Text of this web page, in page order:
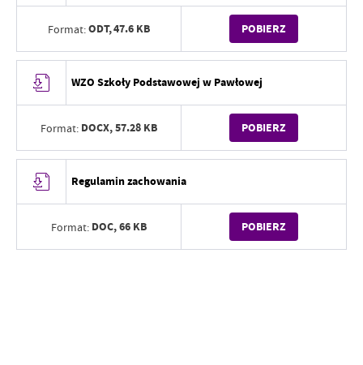
Format:ODT,47.6 KB POBIERZ
WZO Szkoły Podstawowej w Pawłowej
Format: DOCX,57.28 KB POBIERZ
Regulamin zachowania
Format: DOC,66 KB POBIERZ